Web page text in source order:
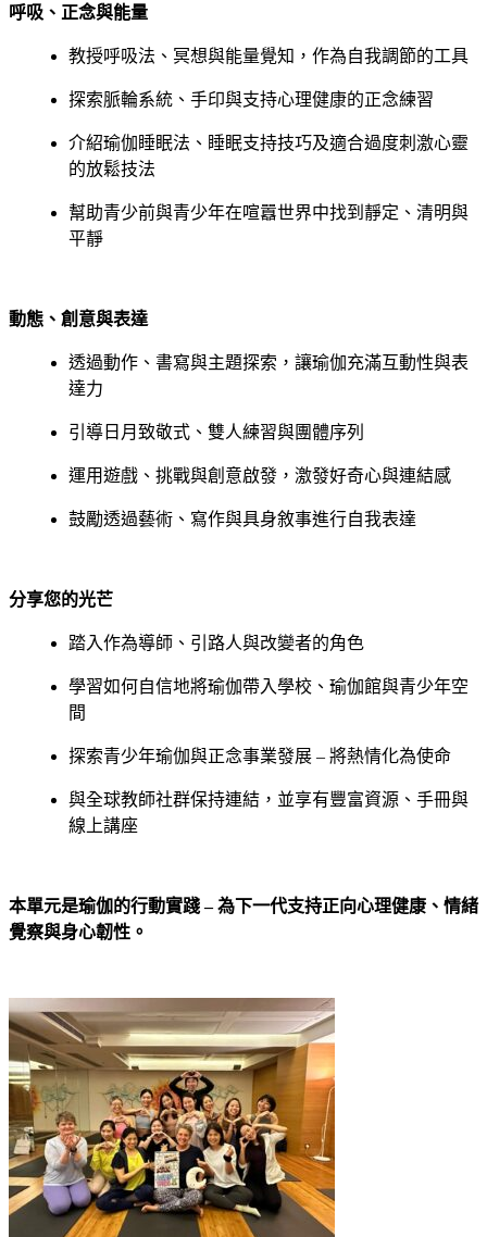
呼吸、正念與能量
教授呼吸法、冥想與能量覺知，作為自我調節的工具
探索脈輪系統、手印與支持心理健康的正念練習
介紹瑜伽睡眠法、睡眠支持技巧及適合過度刺激心靈
的放鬆技法
幫助青少前與青少年在喧囂世界中找到靜定、清明與
平靜
動態、創意與表達
透過動作、書寫與主題探索，讓瑜伽充滿互動性與表
達力
引導日月致敬式、雙人練習與團體序列
運用遊戲、挑戰與創意啟發，激發好奇心與連結感
鼓勵透過藝術、寫作與具身敘事進行自我表達
分享您的光芒
踏入作為導師、引路人與改變者的角色
學習如何自信地將瑜伽帶入學校、瑜伽館與青少年空
間
探索青少年瑜伽與正念事業發展 – 將熱情化為使命
與全球教師社群保持連結，並享有豐富資源、手冊與
線上講座
本單元是瑜伽的行動實踐 –為下一代支持正向心理健康、情緒
覺察與身心韌性。